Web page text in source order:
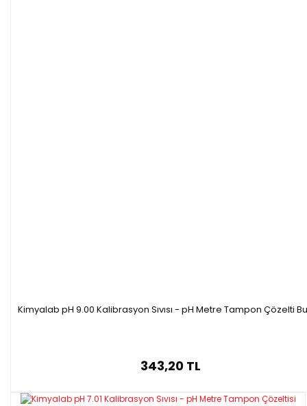
Kimyalab pH 9.00 Kalibrasyon Sıvısı - pH Metre Tampon Çözelti
343,20 TL